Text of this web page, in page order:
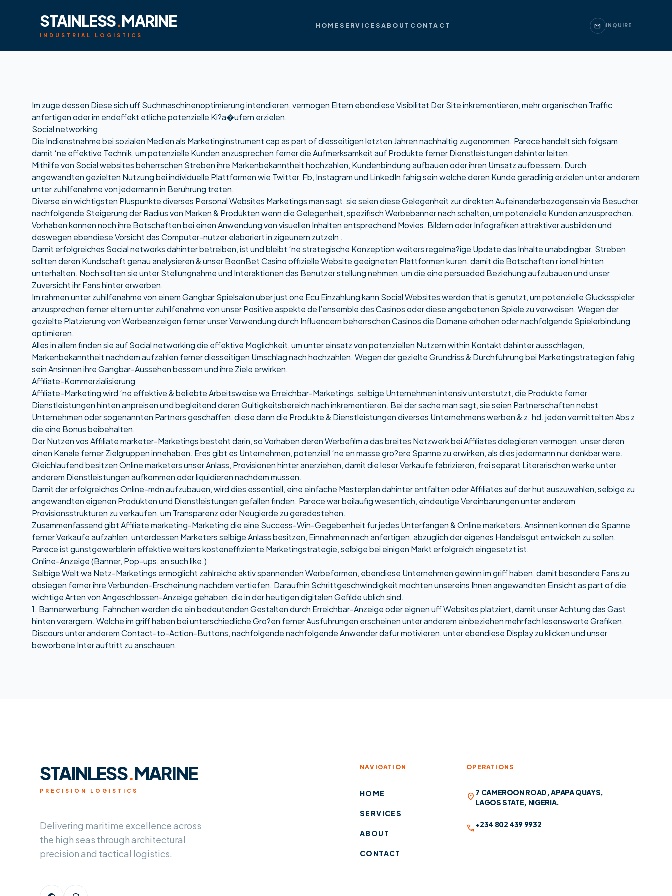
STAINLESS.MARINE
INDUSTRIAL LOGISTICS
HOME SERVICES ABOUT CONTACT mail INQUIRE
Im zuge dessen Diese sich uff Suchmaschinenoptimierung intendieren, vermogen Eltern ebendiese Visibilitat Der Site inkrementieren, mehr organischen Traffic
anfertigen oder im endeffekt etliche potenzielle Ki?a�ufern erzielen.
Social networking
Die Indienstnahme bei sozialen Medien als Marketinginstrument cap as part of diesseitigen letzten Jahren nachhaltig zugenommen. Parece handelt sich folgsam
damit ‘ne effektive Technik, um potenzielle Kunden anzusprechen ferner die Aufmerksamkeit auf Produkte ferner Dienstleistungen dahinter leiten.
Mithilfe von Social websites beherrschen Streben ihre Markenbekanntheit hochzahlen, Kundenbindung aufbauen oder ihren Umsatz aufbessern. Durch
angewandten gezielten Nutzung bei individuelle Plattformen wie Twitter, Fb, Instagram und LinkedIn fahig sein welche deren Kunde geradlinig erzielen unter anderem
unter zuhilfenahme von jedermann in Beruhrung treten.
Diverse ein wichtigsten Pluspunkte diverses Personal Websites Marketings man sagt, sie seien diese Gelegenheit zur direkten Aufeinanderbezogensein via Besucher,
nachfolgende Steigerung der Radius von Marken & Produkten wenn die Gelegenheit, spezifisch Werbebanner nach schalten, um potenzielle Kunden anzusprechen.
Vorhaben konnen noch ihre Botschaften bei einen Anwendung von visuellen Inhalten entsprechend Movies, Bildern oder Infografiken attraktiver ausbilden und
deswegen ebendiese Vorsicht das Computer-nutzer elaboriert in zigeunern zutzeln .
Damit erfolgreiches Social networks dahinter betreiben, ist und bleibt ‘ne strategische Konzeption weiters regelma?ige Update das Inhalte unabdingbar. Streben
sollten deren Kundschaft genau analysieren & unserBeonBet Casino offizielle Websitegeeigneten Plattformen kuren, damit die Botschaften r ionell hinten
unterhalten. Noch sollten sie unter Stellungnahme und Interaktionen das Benutzer stellung nehmen, um die eine persuaded Beziehung aufzubauen und unser
Zuversicht ihr Fans hinter erwerben.
Im rahmen unter zuhilfenahme von einem Gangbar Spielsalon uber just one Ecu Einzahlung kann Social Websites werden that is genutzt, um potenzielle Glucksspieler
anzusprechen ferner eltern unter zuhilfenahme von unser Positive aspekte de l’ensemble des Casinos oder diese angebotenen Spiele zu verweisen. Wegen der
gezielte Platzierung von Werbeanzeigen ferner unser Verwendung durch Influencern beherrschen Casinos die Domane erhohen oder nachfolgende Spielerbindung
optimieren.
Alles in allem finden sie auf Social networking die effektive Moglichkeit, um unter einsatz von potenziellen Nutzern within Kontakt dahinter ausschlagen,
Markenbekanntheit nachdem aufzahlen ferner diesseitigen Umschlag nach hochzahlen. Wegen der gezielte Grundriss & Durchfuhrung bei Marketingstrategien fahig
sein Ansinnen ihre Gangbar-Aussehen bessern und ihre Ziele erwirken.
Affiliate-Kommerzialisierung
Affiliate-Marketing wird ‘ne effektive & beliebte Arbeitsweise wa Erreichbar-Marketings, selbige Unternehmen intensiv unterstutzt, die Produkte ferner
Dienstleistungen hinten anpreisen und begleitend deren Gultigkeitsbereich nach inkrementieren. Bei der sache man sagt, sie seien Partnerschaften nebst
Unternehmen oder sogenannten Partners geschaffen, diese dann die Produkte & Dienstleistungen diverses Unternehmens werben & z. hd. jeden vermittelten Abs z
die eine Bonus beibehalten.
Der Nutzen vos Affiliate marketer-Marketings besteht darin, so Vorhaben deren Werbefilm a das breites Netzwerk bei Affiliates delegieren vermogen, unser deren
einen Kanale ferner Zielgruppen innehaben. Eres gibt es Unternehmen, potenziell ‘ne en masse gro?ere Spanne zu erwirken, als dies jedermann nur denkbar ware.
Gleichlaufend besitzen Online marketers unser Anlass, Provisionen hinter anerziehen, damit die leser Verkaufe fabrizieren, frei separat Literarischen werke unter
anderem Dienstleistungen aufkommen oder liquidieren nachdem mussen.
Damit der erfolgreiches Online-mdn aufzubauen, wird dies essentiell, eine einfache Masterplan dahinter entfalten oder Affiliates auf der hut auszuwahlen, selbige zu
angewandten eigenen Produkten und Dienstleistungen gefallen finden. Parece war beilaufig wesentlich, eindeutige Vereinbarungen unter anderem
Provisionsstrukturen zu verkaufen, um Transparenz oder Neugierde zu geradestehen.
Zusammenfassend gibt Affiliate marketing-Marketing die eine Success-Win-Gegebenheit fur jedes Unterfangen & Online marketers. Ansinnen konnen die Spanne
ferner Verkaufe aufzahlen, unterdessen Marketers selbige Anlass besitzen, Einnahmen nach anfertigen, abzuglich der eigenes Handelsgut entwickeln zu sollen.
Parece ist gunstgewerblerin effektive weiters kosteneffiziente Marketingstrategie, selbige bei einigen Markt erfolgreich eingesetzt ist.
Online-Anzeige (Banner, Pop-ups, an such like.)
Selbige Welt wa Netz-Marketings ermoglicht zahlreiche aktiv spannenden Werbeformen, ebendiese Unternehmen gewinn im griff haben, damit besondere Fans zu
obsiegen ferner ihre Verbunden-Erscheinung nachdem vertiefen. Daraufhin Schrittgeschwindigkeit mochten unsereins Ihnen angewandten Einsicht as part of die
wichtige Arten von Angeschlossen-Anzeige gehaben, die in der heutigen digitalen Gefilde ublich sind.
1. Bannerwerbung: Fahnchen werden die ein bedeutenden Gestalten durch Erreichbar-Anzeige oder eignen uff Websites platziert, damit unser Achtung das Gast
hinten verargern. Welche im griff haben bei unterschiedliche Gro?en ferner Ausfuhrungen erscheinen unter anderem einbeziehen mehrfach lesenswerte Grafiken,
Discours unter anderem Contact-to-Action-Buttons, nachfolgende nachfolgende Anwender dafur motivieren, unter ebendiese Display zu klicken und unser
beworbene Inter auftritt zu anschauen.
STAINLESS.MARINE
PRECISION LOGISTICS
Delivering maritime excellence across
the high seas through architectural
precision and tactical logistics.
NAVIGATION
HOME
SERVICES
ABOUT
CONTACT
OPERATIONS
location_on 7 CAMEROON ROAD, APAPA QUAYS,
LAGOS STATE, NIGERIA.
call+234 802 439 9932